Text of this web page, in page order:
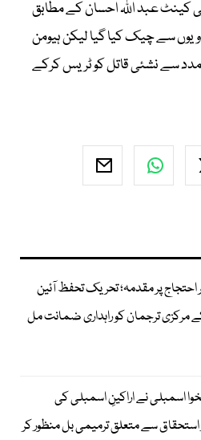
عبد اللہ احسان کے مطابق
سے چیک کیا گیا لیکن ہیومن
مدد سے نشئی قاتل کو ٹریس کرکے
احتجاج پر مقدمہ؛ تحریک تحفظ آئین
مرکزی ترجمان کو راہداری ضمانت مل
اسمبلی نے اراکینِ اسمبلی کی
استحقاق سے متعلق ترمیمی بل منظور کر